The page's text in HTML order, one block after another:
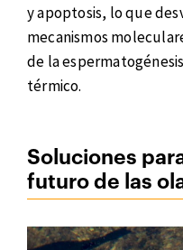
y apoptosis, lo que
mecanismos
de la
térmico.
Soluciones
futuro de las